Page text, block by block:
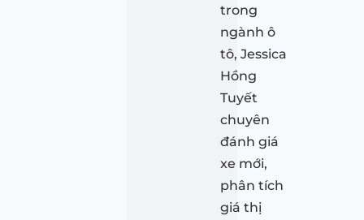
trong
ngành ô
tô, Jessica
Hồng
Tuyết
chuyên
đánh giá
xe mới,
phân tích
giá thị